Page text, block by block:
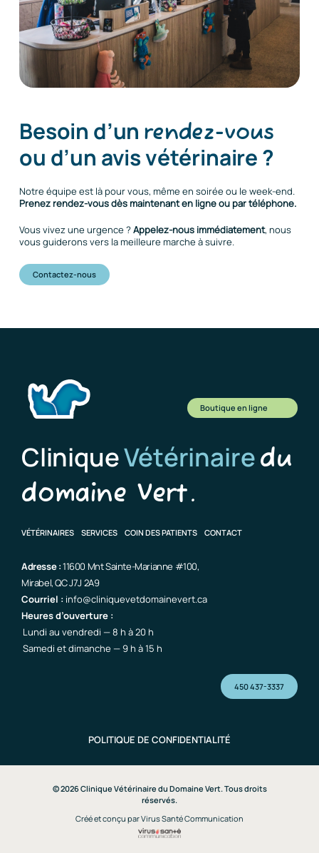
Besoin d’un rendez-vous
ou d’un avisvétérinaire ?
Notre équipe est là pour vous, même en soirée ou le week-end.
Prenez rendez-vous dès maintenant en ligne ou par téléphone.
Vous vivez une urgence ? Appelez-nous immédiatement, nous
vous guiderons vers la meilleure marche à suivre.
Contactez-nous
Boutique en ligne
CliniqueVétérinairedu
domaine Vert.
VÉTÉRINAIRES SERVICES COIN DES PATIENTS CONTACT
Adresse :11600 Mnt Sainte-Marianne #100,
Mirabel, QC J7J 2A9
Courriel : info@cliniquevetdomainevert.ca
Heures d’ouverture :
Lundi au vendredi — 8 h à 20 h
Samedi et dimanche — 9 h à 15 h
450 437-3337
POLITIQUE DE CONFIDENTIALITÉ
© 2026 Clinique Vétérinaire du Domaine Vert. Tous droits
réservés.
Créé et conçu par Virus Santé Communication